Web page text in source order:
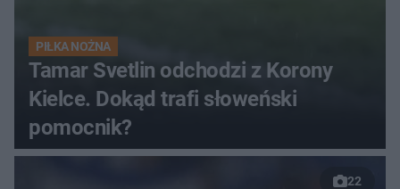
PIŁKA NOŻNA
Tamar Svetlin odchodzi z Korony
Kielce. Dokąd trafi słoweński
pomocnik?
22